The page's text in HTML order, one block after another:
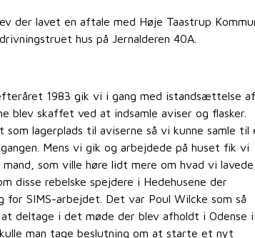
der lavet en aftale med Høje Taastrup
hus på Jernalderen 40A.
1983 gik vi i gang med istandsættelse af
blev skaffet ved at indsamle aviser og flasker.
som lagerplads til aviserne så vi kunne samle til
Mens vi gik og arbejdede på huset fik vi
som ville høre lidt mere om hvad vi lavede,
disse rebelske spejdere i Hedehusene der
for SIMS-arbejdet. Det var Poul Wilcke som så
deltage i det møde der blev afholdt i Odense i
man tage beslutning om at starte et nyt